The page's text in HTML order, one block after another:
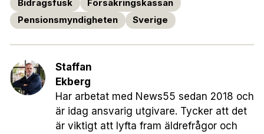
Bidragsfusk
Försäkringskassan
Pensionsmyndigheten
Sverige
Staffan
Ekberg
Har arbetat med News55 sedan 2018 och
är idag ansvarig utgivare. Tycker att det
är viktigt att lyfta fram äldrefrågor och